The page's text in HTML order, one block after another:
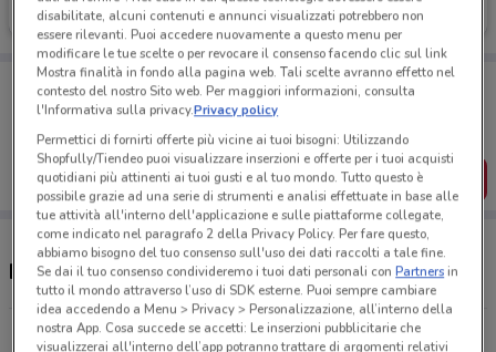
Scade il 20/09
Porta DoveConviene sempre con te!
Puoi trovare le migliori offerte dei negozi vicino a te,
salvarle e creare la tua lista del risparmio, comodamente
dal tuo cellulare.
SCARICA L’APP
Negozi Uci Cinemas nelle vicinanze
Via Delle Vigne Nuove Porta Di Roma
disabilitate, alcuni contenuti e annunci visualizzati potrebbero non
essere rilevanti. Puoi accedere nuovamente a questo menu per
modificare le tue scelte o per revocare il consenso facendo clic sul link
Mostra finalità in fondo alla pagina web. Tali scelte avranno effetto nel
contesto del nostro Sito web. Per maggiori informazioni, consulta
l'Informativa sulla privacy.Privacy policy
Permettici di fornirti offerte più vicine ai tuoi bisogni: Utilizzando
Shopfully/Tiendeo puoi visualizzare inserzioni e offerte per i tuoi acquisti
quotidiani più attinenti ai tuoi gusti e al tuo mondo. Tutto questo è
possibile grazie ad una serie di strumenti e analisi effettuate in base alle
tue attività all'interno dell'applicazione e sulle piattaforme collegate,
come indicato nel paragrafo 2 della Privacy Policy. Per fare questo,
abbiamo bisogno del tuo consenso sull'uso dei dati raccolti a tale fine.
Se dai il tuo consenso condivideremo i tuoi dati personali conPartnersin
tutto il mondo attraverso l’uso di SDK esterne. Puoi sempre cambiare
idea accedendo a Menu > Privacy > Personalizzazione, all’interno della
nostra App. Cosa succede se accetti: Le inserzioni pubblicitarie che
visualizzerai all'interno dell’app potranno trattare di argomenti relativi